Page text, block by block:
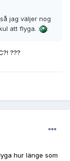
jag väljer nog
att flyga. :
:
???
hur länge som